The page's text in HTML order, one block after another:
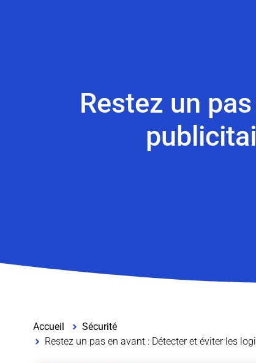
Restez un
Accueil
Sécurité
Restez un pas en avant : Détecter et éviter les